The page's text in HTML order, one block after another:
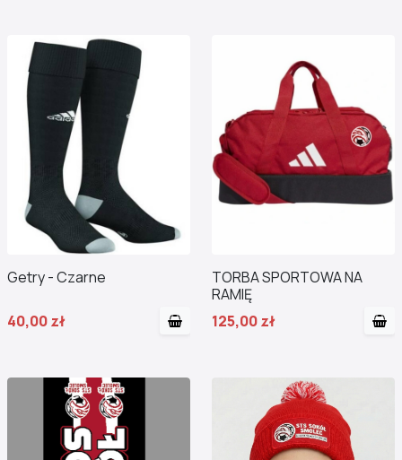
Getry - Czarne
40,00 zł
TORBA SPORTOWA NA
RAMIĘ
125,00 zł